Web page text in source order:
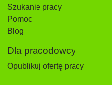
Szukanie pracy
Pomoc
Blog
Dla pracodowcy
Opublikuj ofertę pracy